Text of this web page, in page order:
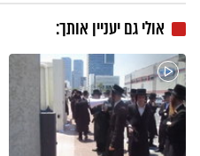
אולי גם יעניין אותך: